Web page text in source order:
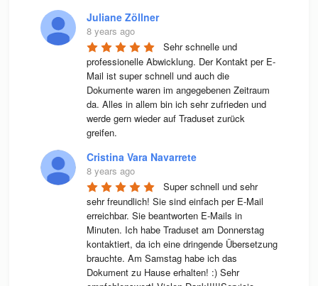
Juliane Zöllner
8 years ago
Sehr schnelle und
professionelle Abwicklung. Der Kontakt per E-
Mail ist super schnell und auch die
Dokumente waren im angegebenen Zeitraum
da. Alles in allem bin ich sehr zufrieden und
werde gern wieder auf Traduset zurück
greifen.
Cristina Vara Navarrete
8 years ago
Super schnell und sehr
sehr freundlich! Sie sind einfach per E-Mail
erreichbar. Sie beantworten E-Mails in
Minuten. Ich habe Traduset am Donnerstag
kontaktiert, da ich eine dringende Übersetzung
brauchte. Am Samstag habe ich das
Dokument zu Hause erhalten! :) Sehr